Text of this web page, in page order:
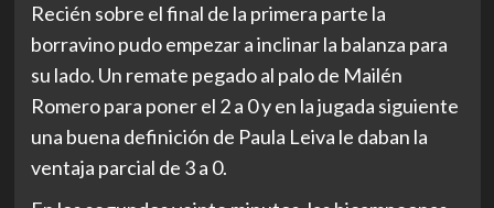
Recién sobre el final de la primera parte la
borravino pudo empezar a inclinar la balanza para
su lado. Un remate pegado al palo de Mailén
Romero para poner el 2 a 0 y en la jugada siguiente
una buena definición de Paula Leiva le daban la
ventaja parcial de 3 a 0.